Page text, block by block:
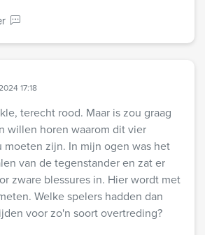
17:18
terecht rood. Maar is zou graag
willen horen waarom dit vier
zijn. In mijn ogen was het
van de tegenstander en zat er
zware blessures in. Hier wordt met
Welke spelers hadden dan
voor zo'n soort overtreding?